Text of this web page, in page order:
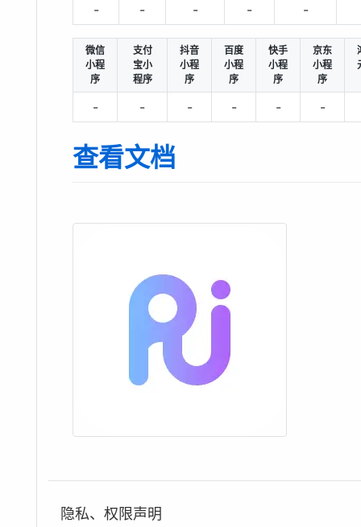
- - - - -
微信
小程
序
支付
宝小
程序
抖音
小程
序
百度
小程
序
快手
小程
序
京东
小程
序
- - - - - -
查看文档
隐私、权限声明